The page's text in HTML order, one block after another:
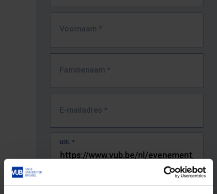
Voornaam *
Familienaam *
E-mailadres *
URL *
De volledige URL van de pagina waar je de fout zag.